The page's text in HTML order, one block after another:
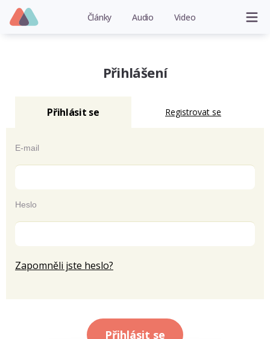
Články Audio Video
Přihlášení
Přihlásit se Registrovat se
E-mail
Heslo
Zapomněli jste heslo?
Přihlásit se